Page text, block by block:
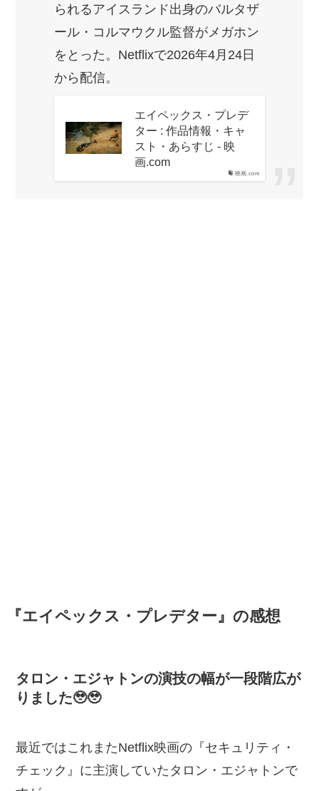
られるアイスランド出身のバルタザ
ール・コルマウクル監督がメガホン
をとった。Netflixで2026年4月24日
から配信。
映画.com
エイペックス・プレデ
ター : 作品情報・キャ
スト・あらすじ - 映
画.com
『エイペックス・プレデター』の感想
タロン・エジャトンの演技の幅が一段階広が
りました🥹🥹
最近ではこれまたNetflix映画の『セキュリティ・
チェック』に主演していたタロン・エジャトンで